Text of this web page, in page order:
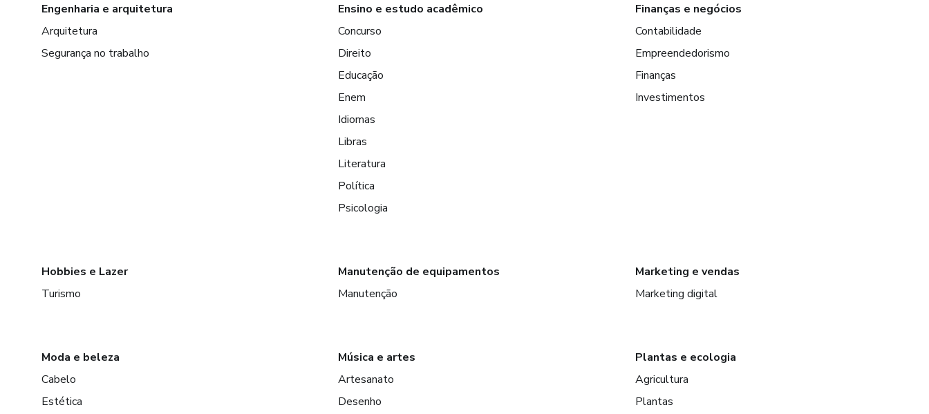
Engenharia e arquitetura
Arquitetura
Segurança no trabalho
Ensino e estudo acadêmico
Concurso
Direito
Educação
Enem
Idiomas
Libras
Literatura
Política
Psicologia
Finanças e negócios
Contabilidade
Empreendedorismo
Finanças
Investimentos
Hobbies e Lazer
Turismo
Manutenção de equipamentos
Manutenção
Marketing e vendas
Marketing digital
Moda e beleza
Cabelo
Estética
Música e artes
Artesanato
Desenho
Plantas e ecologia
Agricultura
Plantas